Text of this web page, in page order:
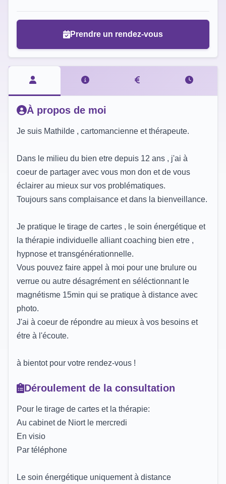
Prendre un rendez-vous
À propos de moi
Je suis Mathilde , cartomancienne et thérapeute.
Dans le milieu du bien etre depuis 12 ans , j'ai à
coeur de partager avec vous mon don et de vous
éclairer au mieux sur vos problématiques.
Toujours sans complaisance et dans la bienveillance.
Je pratique le tirage de cartes , le soin énergétique et
la thérapie individuelle alliant coaching bien etre ,
hypnose et transgénérationnelle.
Vous pouvez faire appel à moi pour une brulure ou
verrue ou autre désagrément en séléctionnant le
magnétisme 15min qui se pratique à distance avec
photo.
J'ai à coeur de répondre au mieux à vos besoins et
étre à l'écoute.
à bientot pour votre rendez-vous !
Déroulement de la consultation
Pour le tirage de cartes et la thérapie:
Au cabinet de Niort le mercredi
En visio
Par téléphone
Le soin énergétique uniquement à distance